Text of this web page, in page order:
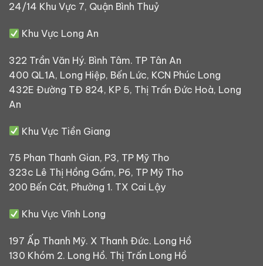
24/14 Khu Vực 7, Quận Bình Thuỷ
Khu Vực Long An
322 Trần Văn Hý. Bình Tâm. TP Tân An
400 QL1A, Long Hiệp, Bến Lức, KCN Phúc Long
432E Đường TĐ 824, KP 5, Thị Trấn Đức Hoà, Long
An
Khu Vực Tiền Giang
75 Phan Thanh Gian, P3, TP Mỹ Tho
323c Lê Thị Hồng Gấm, P6, TP Mỹ Tho
200 Bến Cát, Phường 1. TX Cai Lậy
Khu Vực Vĩnh Long
197 Ấp Thanh Mỹ. X Thanh Đức. Long Hồ
130 Khóm 2. Long Hồ. Thị Trấn Long Hồ